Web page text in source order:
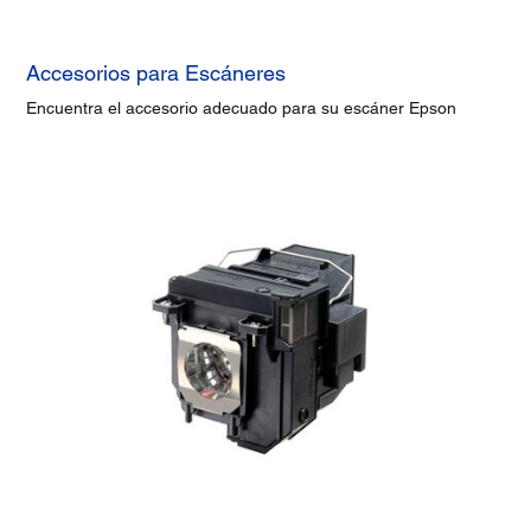
Accesorios para Escáneres
Encuentra el accesorio adecuado para su escáner Epson